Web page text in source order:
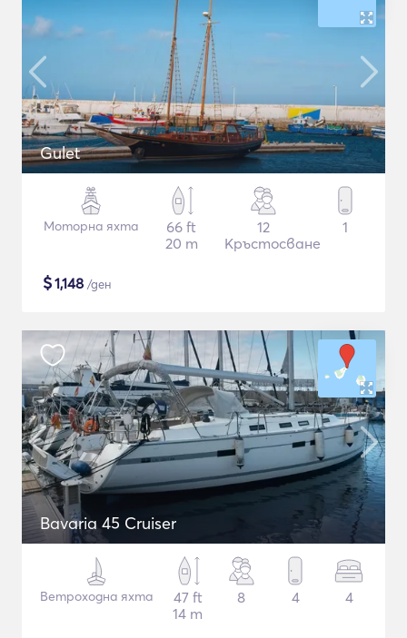
Gulet
Моторна яхта
66 ft
20 m
12
Кръстосване
1
$1,148 /ден
Bavaria 45 Cruiser
Ветроходна яхта
47 ft
14 m
8 4 4